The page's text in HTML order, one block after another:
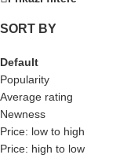
SORT BY
Default
Popularity
Average rating
Newness
Price: low to high
Price: high to low